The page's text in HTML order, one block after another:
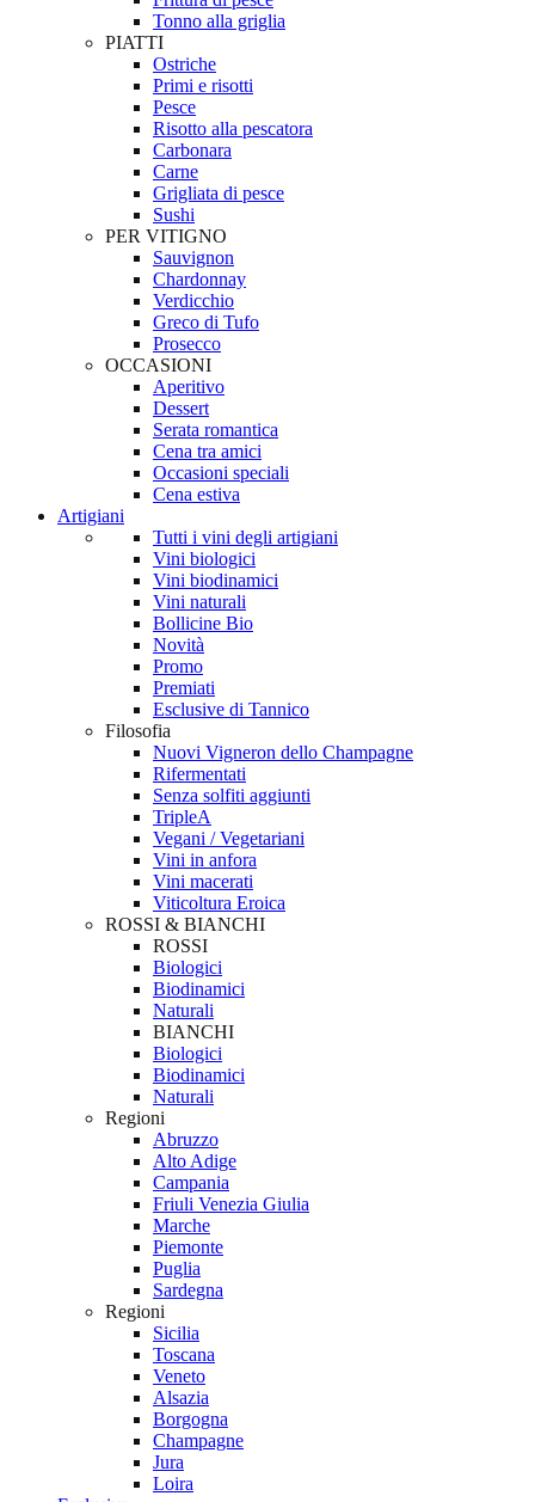
Tonno alla griglia
PIATTI
Ostriche
Primi e risotti
Pesce
Risotto alla pescatora
Carbonara
Carne
Grigliata di pesce
Sushi
PER VITIGNO
Sauvignon
Chardonnay
Verdicchio
Greco di Tufo
Prosecco
OCCASIONI
Aperitivo
Dessert
Serata romantica
Cena tra amici
Occasioni speciali
Cena estiva
Artigiani
Tutti i vini degli artigiani
Vini biologici
Vini biodinamici
Vini naturali
Bollicine Bio
Novità
Promo
Premiati
Esclusive di Tannico
Filosofia
Nuovi Vigneron dello Champagne
Rifermentati
Senza solfiti aggiunti
TripleA
Vegani / Vegetariani
Vini in anfora
Vini macerati
Viticoltura Eroica
ROSSI & BIANCHI
ROSSI
Biologici
Biodinamici
Naturali
BIANCHI
Biologici
Biodinamici
Naturali
Regioni
Abruzzo
Alto Adige
Campania
Friuli Venezia Giulia
Marche
Piemonte
Puglia
Sardegna
Regioni
Sicilia
Toscana
Veneto
Alsazia
Borgogna
Champagne
Jura
Loira